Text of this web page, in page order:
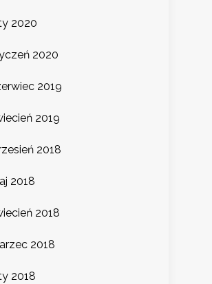
2020
2020
2019
2019
2018
2018
2018
2018
2018